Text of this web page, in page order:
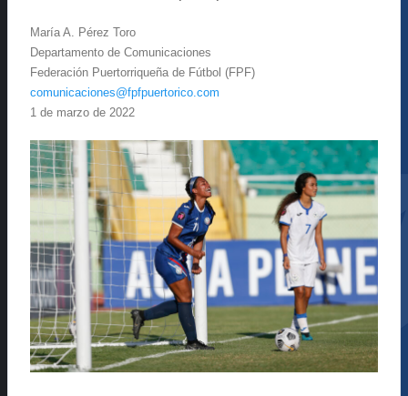
María A. Pérez Toro
Departamento de Comunicaciones
Federación Puertorriqueña de Fútbol (FPF)
comunicaciones@fpfpuertorico.com
1 de marzo de 2022